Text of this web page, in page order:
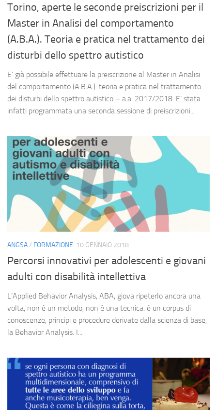
Torino, aperte le seconde preiscrizioni per il
Master in Analisi del comportamento
(A.B.A.). Teoria e pratica nel trattamento dei
disturbi dello spettro autistico
E’ già possibile effettuare la preiscrizione al Master in Analisi
del comportamento (A.B.A.). teoria e pratica nel trattamento
dei disturbi dello spettro autistico – a.a. 2017/2018. E’ stata
infatti programmata una seconda sessione di preiscrizioni...
ANGSA/ FORMAZIONE 10 GENNAIO 2018
Percorsi innovativi per adolescenti e giovani
adulti con disabilità intellettiva
L’Applied Behavior Analysis, ABA, giova ripeterlo ancora una
volta, non è un metodo, non è una tecnica: è un corpus di
conoscenze, principi e procedure derivate dalla scienza di base,
la Behavior Analysis. I...